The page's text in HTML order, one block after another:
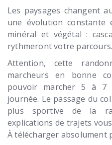
Les paysages changent
une évolution
minéral et végétal :
rythmeront votre parcours.
Attention, cette
marcheurs en bonne
pouvoir marcher 5 à 7
journée. Le passage du
plus sportive de la
explications de trajets
À télécharger absolument